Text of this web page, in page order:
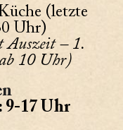
(letzte
Uhr)
Auszeit – 1.
10 Uhr)
9-17 Uhr